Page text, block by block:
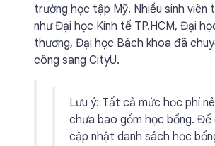
trường học tập Mỹ. Nhiều sinh viên
như Đại học Kinh tế TP.HCM, Đại
thương, Đại học Bách khoa đã
công sang CityU.
Lưu ý: Tất cả mức học phí
chưa bao gồm học bổng. Để
cập nhật danh sách học